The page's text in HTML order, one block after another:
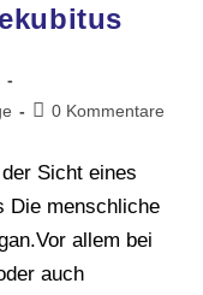
0 Kommentare
Sicht eines
Die menschliche
allem bei
auch